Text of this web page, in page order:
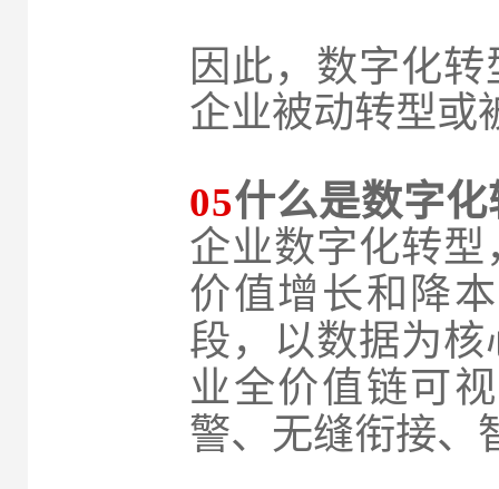
因此，数字化
企业被动转型或
05什么是数字
企业数字化转
价值增长和降
段，以数据为
业全价值链可
警、无缝衔接、